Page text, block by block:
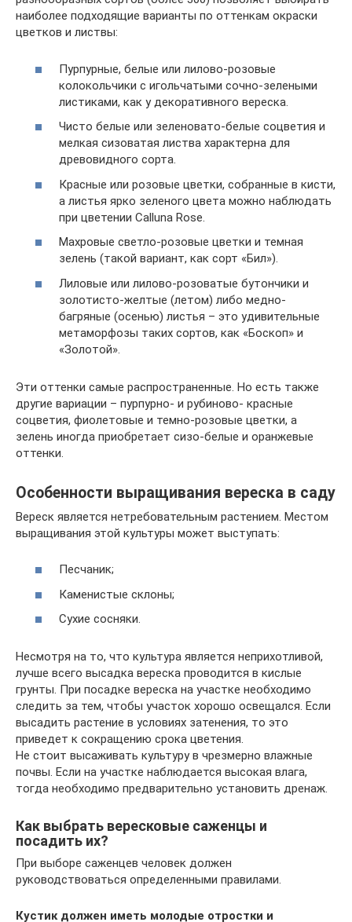
наиболее подходящие варианты по оттенкам окраски
цветков и листвы:
Пурпурные, белые или лилово-розовые
колокольчики с игольчатыми сочно-зелеными
листиками, как у декоративного вереска.
Чисто белые или зеленовато-белые соцветия и
мелкая сизоватая листва характерна для
древовидного сорта.
Красные или розовые цветки, собранные в кисти,
а листья ярко зеленого цвета можно наблюдать
при цветении Calluna Rose.
Махровые светло-розовые цветки и темная
зелень (такой вариант, как сорт «Бил»).
Лиловые или лилово-розоватые бутончики и
золотисто-желтые (летом) либо медно-
багряные (осенью) листья – это удивительные
метаморфозы таких сортов, как «Боскоп» и
«Золотой».
Эти оттенки самые распространенные. Но есть также
другие вариации – пурпурно- и рубиново- красные
соцветия, фиолетовые и темно-розовые цветки, а
зелень иногда приобретает сизо-белые и оранжевые
оттенки.
Особенности выращивания вереска в саду
Вереск является нетребовательным растением. Местом
выращивания этой культуры может выступать:
Песчаник;
Каменистые склоны;
Сухие сосняки.
Несмотря на то, что культура является неприхотливой,
лучше всего высадка вереска проводится в кислые
грунты. При посадке вереска на участке необходимо
следить за тем, чтобы участок хорошо освещался. Если
высадить растение в условиях затенения, то это
приведет к сокращению срока цветения.
Не стоит высаживать культуру в чрезмерно влажные
почвы. Если на участке наблюдается высокая влага,
тогда необходимо предварительно установить дренаж.
Как выбрать вересковые саженцы и
посадить их?
При выборе саженцев человек должен
руководствоваться определенными правилами.
Кустик должен иметь молодые отростки и